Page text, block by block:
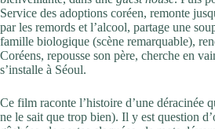
Service des adoptions coréen, remonte
par les remords et l’alcool, partage une
famille biologique (scène remarquable),
Coréens, repousse son père, cherche en
s’installe à Séoul.
Ce film raconte l’histoire d’une déracinée
ne le sait que trop bien). Il y est question